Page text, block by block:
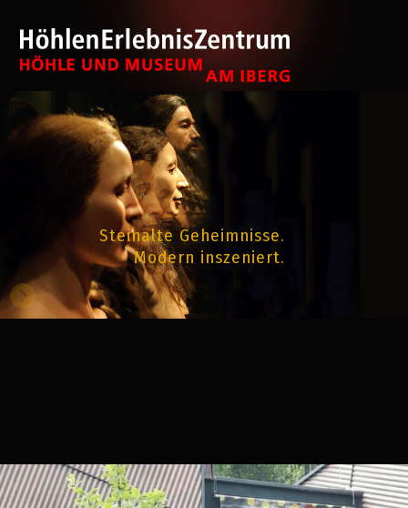
Steinalte Geheimnisse.
Modern inszeniert.